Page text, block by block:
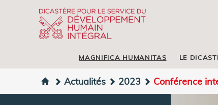
MAGNIFICA HUMANITAS LE
Actualités 2023 Conférence